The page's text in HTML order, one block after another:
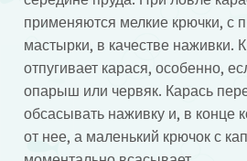
применяются мелкие крючки, с
мастырки, в качестве наживки.
отпугивает карася, особенно,
опарыш или червяк. Карась
обсасывать наживку и, в конце
от нее, а маленький крючок с